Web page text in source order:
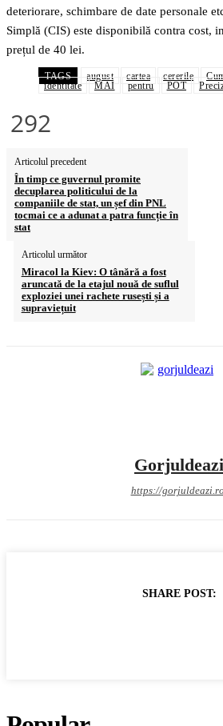
deteriorare, schimbare de date personale
Simplă (CIS) este disponibilă contra cost,
prețul de 40 lei.
TAGS august cartea cererile
identitate
MAI pentru POT
292
Articolul precedent
În timp ce guvernul promite
decuplarea politicului de la
companiile de stat, un șef din PNL
tocmai ce a adunat a patra funcție în
stat
Articolul următor
Miracol la Kiev: O tânără a fost
aruncată de la etajul nouă de suflul
exploziei unei rachete rusești și a
supraviețuit
Gorjuldeazi
https://
SHARE POST: